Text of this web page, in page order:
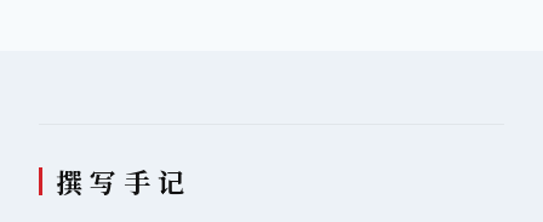
撰 写 手 记